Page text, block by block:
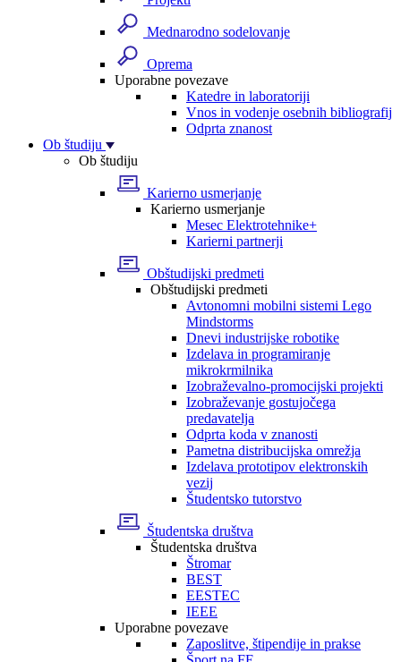
Mednarodno sodelovanje
Oprema
Uporabne povezave
Katedre in laboratoriji
Vnos in vodenje osebnih bibliografij
Odprta znanost
Ob študiju
Ob študiju
Karierno usmerjanje
Karierno usmerjanje
Mesec Elektrotehnike+
Karierni partnerji
Obštudijski predmeti
Obštudijski predmeti
Avtonomni mobilni sistemi Lego
Mindstorms
Dnevi industrijske robotike
Izdelava in programiranje
mikrokrmilnika
Izobraževalno-promocijski projekti
Izobraževanje gostujočega
predavatelja
Odprta koda v znanosti
Pametna distribucijska omrežja
Izdelava prototipov elektronskih
vezij
Študentsko tutorstvo
Študentska društva
Študentska društva
Štromar
BEST
EESTEC
IEEE
Uporabne povezave
Zaposlitve, štipendije in prakse